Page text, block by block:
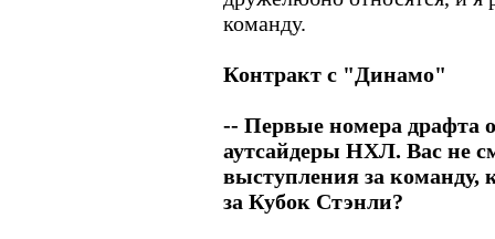
команду.
Контракт с "Динамо"
-- Первые номера драфта
аутсайдеры НХЛ. Вас не
выступления за команду,
за Кубок Стэнли?